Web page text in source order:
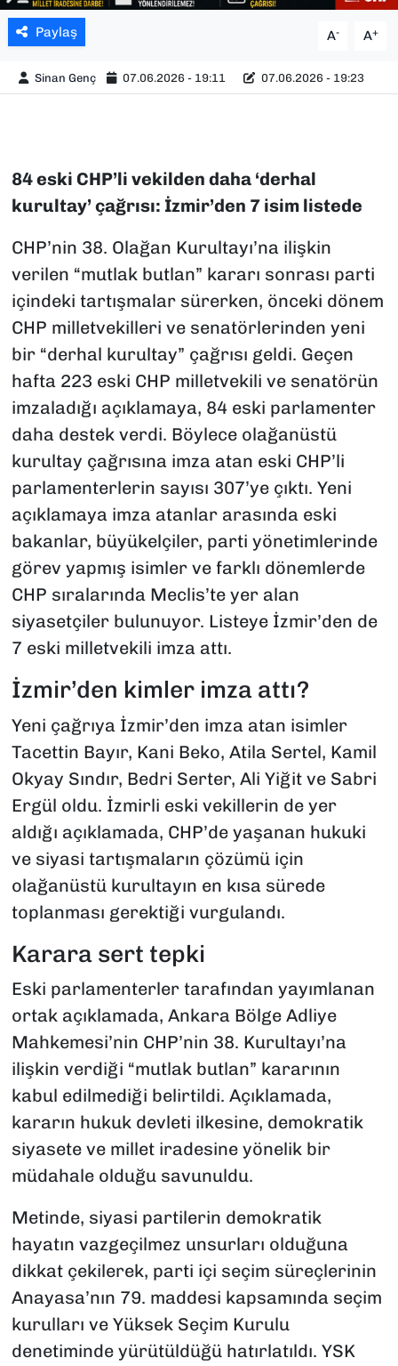
Paylaş A- A+
Sinan Genç 07.06.2026 - 19:11 07.06.2026 - 19:23
84 eski CHP’li vekilden daha ‘derhal
kurultay’ çağrısı: İzmir’den 7 isim listede
CHP’nin 38. Olağan Kurultayı’na ilişkin
verilen “mutlak butlan” kararı sonrası parti
içindeki tartışmalar sürerken, önceki dönem
CHP milletvekilleri ve senatörlerinden yeni
bir “derhal kurultay” çağrısı geldi. Geçen
hafta 223 eski CHP milletvekili ve senatörün
imzaladığı açıklamaya, 84 eski parlamenter
daha destek verdi. Böylece olağanüstü
kurultay çağrısına imza atan eski CHP’li
parlamenterlerin sayısı 307’ye çıktı. Yeni
açıklamaya imza atanlar arasında eski
bakanlar, büyükelçiler, parti yönetimlerinde
görev yapmış isimler ve farklı dönemlerde
CHP sıralarında Meclis’te yer alan
siyasetçiler bulunuyor. Listeye İzmir’den de
7 eski milletvekili imza attı.
İzmir’den kimler imza attı?
Yeni çağrıya İzmir’den imza atan isimler
Tacettin Bayır, Kani Beko, Atila Sertel, Kamil
Okyay Sındır, Bedri Serter, Ali Yiğit ve Sabri
Ergül oldu. İzmirli eski vekillerin de yer
aldığı açıklamada, CHP’de yaşanan hukuki
ve siyasi tartışmaların çözümü için
olağanüstü kurultayın en kısa sürede
toplanması gerektiği vurgulandı.
Karara sert tepki
Eski parlamenterler tarafından yayımlanan
ortak açıklamada, Ankara Bölge Adliye
Mahkemesi’nin CHP’nin 38. Kurultayı’na
ilişkin verdiği “mutlak butlan” kararının
kabul edilmediği belirtildi. Açıklamada,
kararın hukuk devleti ilkesine, demokratik
siyasete ve millet iradesine yönelik bir
müdahale olduğu savunuldu.
Metinde, siyasi partilerin demokratik
hayatın vazgeçilmez unsurları olduğuna
dikkat çekilerek, parti içi seçim süreçlerinin
Anayasa’nın 79. maddesi kapsamında seçim
kurulları ve Yüksek Seçim Kurulu
denetiminde yürütüldüğü hatırlatıldı. YSK